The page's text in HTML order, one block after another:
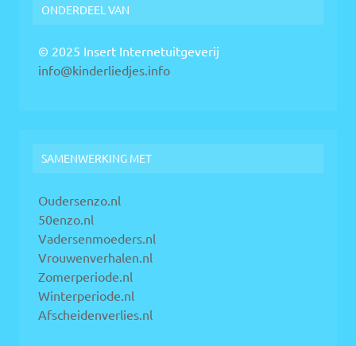
ONDERDEEL VAN
© 2025 Insert Internetuitgeverij
info@kinderliedjes.info
SAMENWERKING MET
Oudersenzo.nl
50enzo.nl
Vadersenmoeders.nl
Vrouwenverhalen.nl
Zomerperiode.nl
Winterperiode.nl
Afscheidenverlies.nl